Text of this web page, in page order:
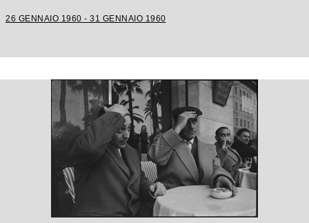
26 GENNAIO 1960 - 31 GENNAIO 1960